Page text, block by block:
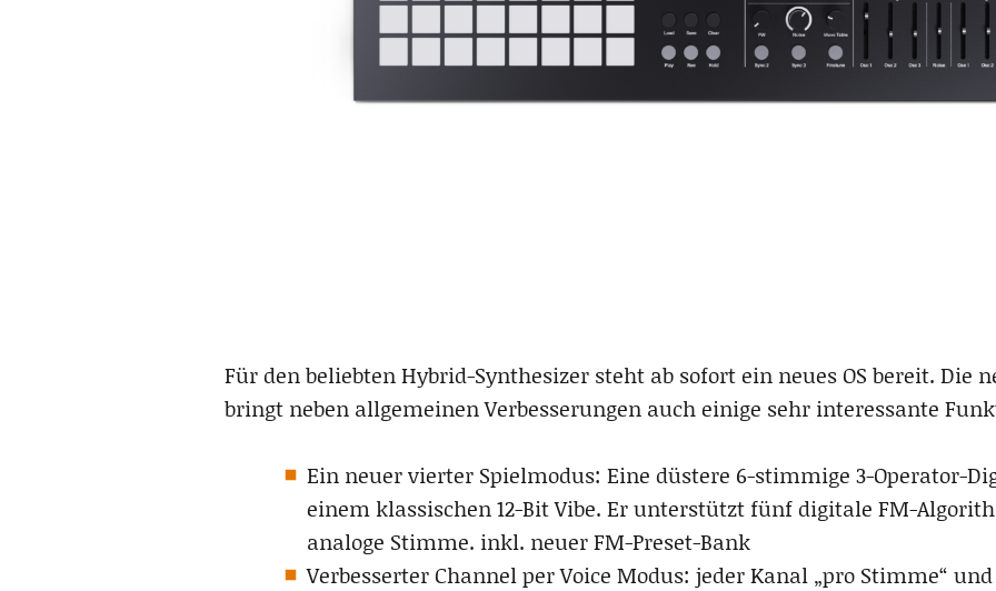
Für den beliebten Hybrid-Synthesizer steht ab sofort ein neues OS bereit. Die
bringt neben allgemeinen Verbesserungen auch einige sehr interessante
Ein neuer vierter Spielmodus: Eine düstere 6-stimmige 3-Operator-
einem klassischen 12-Bit Vibe. Er unterstützt fünf digitale FM-
analoge Stimme. inkl. neuer FM-Preset-Bank
Verbesserter Channel per Voice Modus: jeder Kanal „pro Stimme“